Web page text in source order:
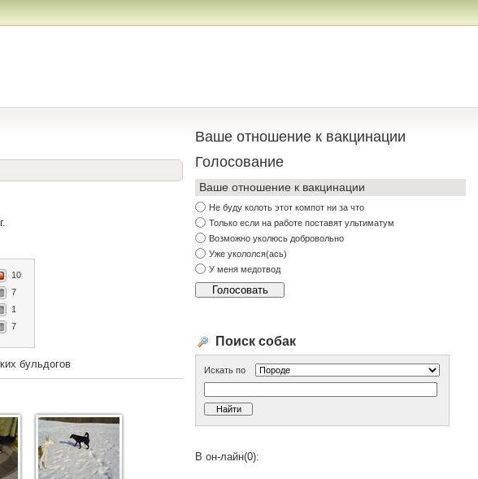
10
7
1
7
бульдогов
Ваше отношение к вакцинации
Голосование
Ваше отношение к вакцинации
Не буду колоть этот компот ни за что
Только если на работе поставят ультиматум
Возможно уколюсь добровольно
Уже укололся(ась)
У меня медотвод
Поиск собак
Искать по
В он-лайн(0):